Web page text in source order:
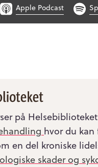
Apple Podcast
på
hvor du
en del kroniske
skader og